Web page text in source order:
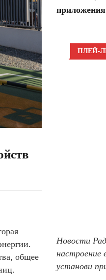
общее
приложения
ПЛЕЙ-
Новости
настроение
установи